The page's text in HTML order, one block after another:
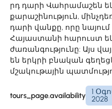
րդ դարի Վահրամաշեն
քարաշինություն,
դարի վանքը, որը նայում
Հայաստանի հարուստ
ժառանգությունը: Այս
են երկրի բնական
մշակութային
tours_page.availability
1
2028